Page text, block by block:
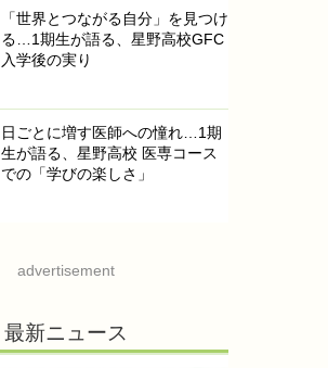
「世界とつながる自分」を見つけ
る…1期生が語る、星野高校GFC
入学後の実り
日ごとに増す医師への憧れ…1期
生が語る、星野高校 医専コース
での「学びの楽しさ」
advertisement
最新ニュース